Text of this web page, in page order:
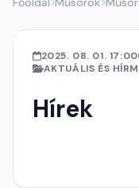
2025. 08. 01. 17:00
AKTUÁLIS ÉS
Hírek